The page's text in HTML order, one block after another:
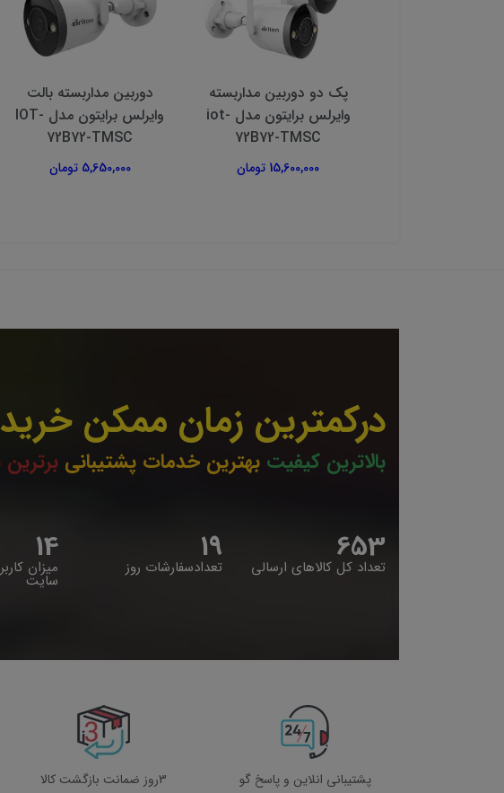
پک دو دوربین مداربسته
وایرلس برایتون مدل iot-
72B72-TMSC
15,600,000 تومان
دوربین مداربسته بالت
وایرلس برایتون مدل IOT-
72B72-TMSC
5,650,000 تومان
درکمترین زمان ممکن
بالاترین کیفیت بهترین خدمات پشتیبانی برترین
653
تعداد کل کالاهای ارسالی 19
تعدادسفارشات روز 14
میزان
سایت
پشتیبانی انلاین و پاسخ گو 3روز ضمانت بازگشت کالا